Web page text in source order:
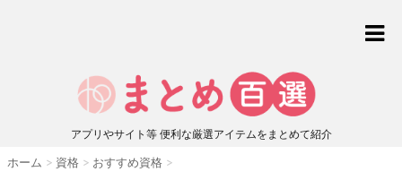
アプリやサイト等 便利な厳選アイテムをまとめて紹介
ホーム > 資格 > おすすめ資格 >